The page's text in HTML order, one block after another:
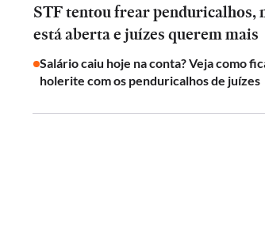
STF tentou frear penduricalhos,
está aberta e juízes querem mais
Salário caiu hoje na conta? Veja como
holerite com os penduricalhos de juízes